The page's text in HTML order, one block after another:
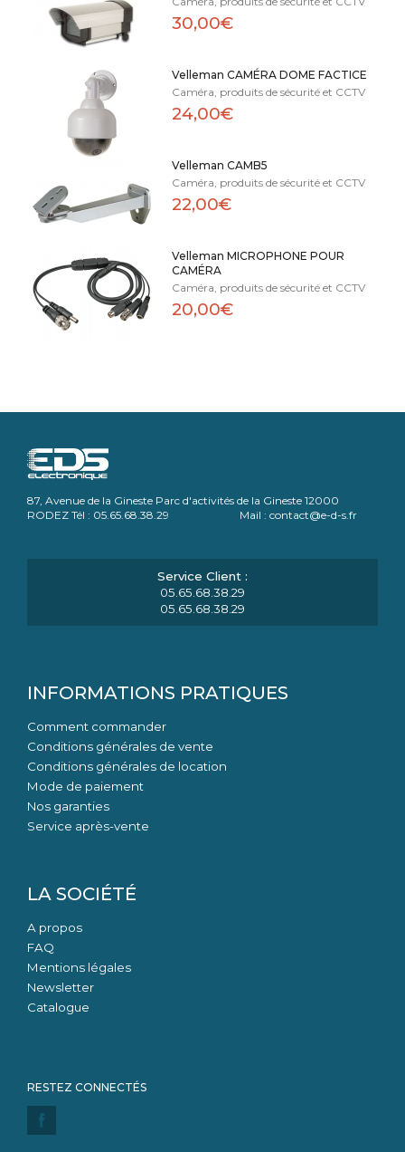
30,00€
Velleman CAMÉRA DOME FACTICE
Caméra, produits de sécurité et CCTV
24,00€
Velleman CAMB5
Caméra, produits de sécurité et CCTV
22,00€
Velleman MICROPHONE POUR
CAMÉRA
Caméra, produits de sécurité et CCTV
20,00€
87, Avenue de la Gineste Parc d'activités de la Gineste 12000
RODEZ Tél : 05.65.68.38.29 Mail : contact@e-d-s.fr
05.65.68.38.29
05.65.68.38.29
INFORMATIONS PRATIQUES
Comment commander
Conditions générales de vente
Conditions générales de location
Mode de paiement
Nos garanties
Service après-vente
LA SOCIÉTÉ
A propos
FAQ
Mentions légales
Newsletter
Catalogue